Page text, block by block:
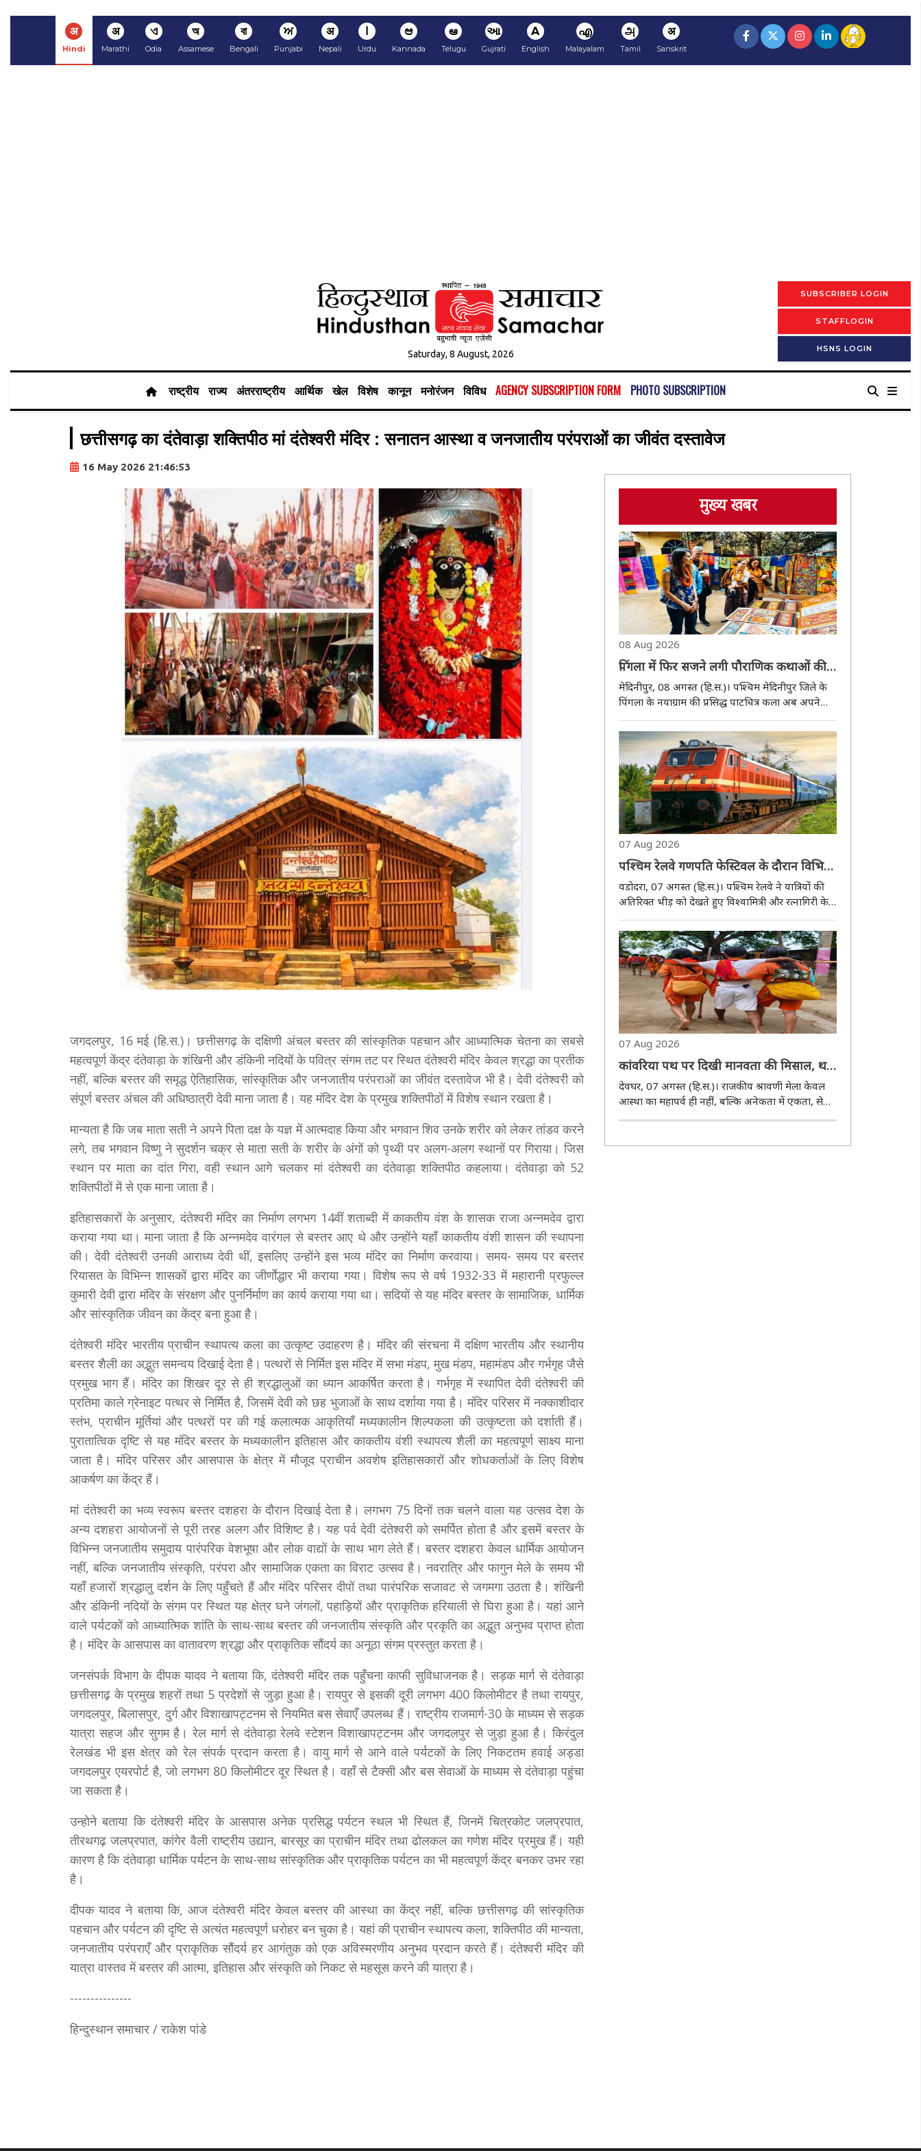
अ
Hindi
अ
Marathi
ଏ
Odia
অ
Assamese
বা
Bengali
ਅ
Punjabi
अ
Nepali
ا
Urdu
ಆ
Kannada
ఆ
Telugu
આ
Gujrati
A
English
എ
Malayalam
அ
Tamil
अ
Sanskrit
Saturday, 8 August, 2026
SUBSCRIBER LOGIN
STAFFLOGIN
HSNS LOGIN
राष्ट्रीय राज्य अंतरराष्ट्रीय आर्थिक खेल विशेष कानून मनोरंजन विविध AGENCY SUBSCRIPTION FORM PHOTO SUBSCRIPTION
छत्तीसगढ़ का दंतेवाड़ा शक्तिपीठ मां दंतेश्वरी मंदिर : सनातन आस्था व जनजातीय परंपराओं का जीवंत दस्तावेज
16 May 2026 21:46:53
जगदलपुर, 16 मई (हि.स.)। छत्तीसगढ़ के दक्षिणी अंचल बस्तर की सांस्कृतिक पहचान और आध्यात्मिक चेतना का सबसे
महत्वपूर्ण केंद्र दंतेवाड़ा के शंखिनी और डंकिनी नदियों के पवित्र संगम तट पर स्थित दंतेश्वरी मंदिर केवल श्रद्धा का प्रतीक
नहीं, बल्कि बस्तर की समृद्ध ऐतिहासिक, सांस्कृतिक और जनजातीय परंपराओं का जीवंत दस्तावेज भी है। देवी दंतेश्वरी को
संपूर्ण बस्तर अंचल की अधिष्ठात्री देवी माना जाता है। यह मंदिर देश के प्रमुख शक्तिपीठों में विशेष स्थान रखता है।
मान्यता है कि जब माता सती ने अपने पिता दक्ष के यज्ञ में आत्मदाह किया और भगवान शिव उनके शरीर को लेकर तांडव करने
लगे, तब भगवान विष्णु ने सुदर्शन चक्र से माता सती के शरीर के अंगों को पृथ्वी पर अलग-अलग स्थानों पर गिराया। जिस
स्थान पर माता का दांत गिरा, वही स्थान आगे चलकर मां दंतेश्वरी का दंतेवाड़ा शक्तिपीठ कहलाया। दंतेवाड़ा को 52
शक्तिपीठों में से एक माना जाता है।
इतिहासकारों के अनुसार, दंतेश्वरी मंदिर का निर्माण लगभग 14वीं शताब्दी में काकतीय वंश के शासक राजा अन्नमदेव द्वारा
कराया गया था। माना जाता है कि अन्नमदेव वारंगल से बस्तर आए थे और उन्होंने यहाँ काकतीय वंशी शासन की स्थापना
की। देवी दंतेश्वरी उनकी आराध्य देवी थीं, इसलिए उन्होंने इस भव्य मंदिर का निर्माण करवाया। समय- समय पर बस्तर
रियासत के विभिन्न शासकों द्वारा मंदिर का जीर्णाेद्धार भी कराया गया। विशेष रूप से वर्ष 1932-33 में महारानी प्रफुल्ल
कुमारी देवी द्वारा मंदिर के संरक्षण और पुनर्निर्माण का कार्य कराया गया था। सदियों से यह मंदिर बस्तर के सामाजिक, धार्मिक
और सांस्कृतिक जीवन का केंद्र बना हुआ है।
दंतेश्वरी मंदिर भारतीय प्राचीन स्थापत्य कला का उत्कृष्ट उदाहरण है। मंदिर की संरचना में दक्षिण भारतीय और स्थानीय
बस्तर शैली का अद्भुत समन्वय दिखाई देता है। पत्थरों से निर्मित इस मंदिर में सभा मंडप, मुख मंडप, महामंडप और गर्भगृह जैसे
प्रमुख भाग हैं। मंदिर का शिखर दूर से ही श्रद्धालुओं का ध्यान आकर्षित करता है। गर्भगृह में स्थापित देवी दंतेश्वरी की
प्रतिमा काले ग्रेनाइट पत्थर से निर्मित है, जिसमें देवी को छह भुजाओं के साथ दर्शाया गया है। मंदिर परिसर में नक्काशीदार
स्तंभ, प्राचीन मूर्तियां और पत्थरों पर की गई कलात्मक आकृतियाँ मध्यकालीन शिल्पकला की उत्कृष्टता को दर्शाती हैं।
पुरातात्विक दृष्टि से यह मंदिर बस्तर के मध्यकालीन इतिहास और काकतीय वंशी स्थापत्य शैली का महत्वपूर्ण साक्ष्य माना
जाता है। मंदिर परिसर और आसपास के क्षेत्र में मौजूद प्राचीन अवशेष इतिहासकारों और शोधकर्ताओं के लिए विशेष
आकर्षण का केंद्र हैं।
मां दंतेश्वरी का भव्य स्वरूप बस्तर दशहरा के दौरान दिखाई देता है। लगभग 75 दिनों तक चलने वाला यह उत्सव देश के
अन्य दशहरा आयोजनों से पूरी तरह अलग और विशिष्ट है। यह पर्व देवी दंतेश्वरी को समर्पित होता है और इसमें बस्तर के
विभिन्न जनजातीय समुदाय पारंपरिक वेशभूषा और लोक वाद्यों के साथ भाग लेते हैं। बस्तर दशहरा केवल धार्मिक आयोजन
नहीं, बल्कि जनजातीय संस्कृति, परंपरा और सामाजिक एकता का विराट उत्सव है। नवरात्रि और फागुन मेले के समय भी
यहाँ हजारों श्रद्धालु दर्शन के लिए पहुँचते हैं और मंदिर परिसर दीपों तथा पारंपरिक सजावट से जगमगा उठता है। शंखिनी
और डंकिनी नदियों के संगम पर स्थित यह क्षेत्र घने जंगलों, पहाड़ियों और प्राकृतिक हरियाली से घिरा हुआ है। यहां आने
वाले पर्यटकों को आध्यात्मिक शांति के साथ-साथ बस्तर की जनजातीय संस्कृति और प्रकृति का अद्भुत अनुभव प्राप्त होता
है। मंदिर के आसपास का वातावरण श्रद्धा और प्राकृतिक सौंदर्य का अनूठा संगम प्रस्तुत करता है।
जनसंपर्क विभाग के दीपक यादव ने बताया कि, दंतेश्वरी मंदिर तक पहुँचना काफी सुविधाजनक है। सड़क मार्ग से दंतेवाड़ा
छत्तीसगढ़ के प्रमुख शहरों तथा 5 प्रदेशाें से जुड़ा हुआ है। रायपुर से इसकी दूरी लगभग 400 किलोमीटर है तथा रायपुर,
जगदलपुर, बिलासपुर, दुर्ग और विशाखापट्टनम से नियमित बस सेवाएँ उपलब्ध हैं। राष्ट्रीय राजमार्ग-30 के माध्यम से सड़क
यात्रा सहज और सुगम है। रेल मार्ग से दंतेवाड़ा रेलवे स्टेशन विशाखापट्टनम और जगदलपुर से जुड़ा हुआ है। किरंदुल
रेलखंड भी इस क्षेत्र को रेल संपर्क प्रदान करता है। वायु मार्ग से आने वाले पर्यटकों के लिए निकटतम हवाई अड्डा
जगदलपुर एयरपोर्ट है, जो लगभग 80 किलोमीटर दूर स्थित है। वहाँ से टैक्सी और बस सेवाओं के माध्यम से दंतेवाड़ा पहुंचा
जा सकता है।
उन्हाेने बताया कि दंतेश्वरी मंदिर के आसपास अनेक प्रसिद्ध पर्यटन स्थल भी स्थित हैं, जिनमें चित्रकोट जलप्रपात,
तीरथगढ़ जलप्रपात, कांगेर वैली राष्ट्रीय उद्यान, बारसूर का प्राचीन मंदिर तथा ढोलकल का गणेश मंदिर प्रमुख हैं। यही
कारण है कि दंतेवाड़ा धार्मिक पर्यटन के साथ-साथ सांस्कृतिक और प्राकृतिक पर्यटन का भी महत्वपूर्ण केंद्र बनकर उभर रहा
है।
दीपक यादव ने बताया कि, आज दंतेश्वरी मंदिर केवल बस्तर की आस्था का केंद्र नहीं, बल्कि छत्तीसगढ़ की सांस्कृतिक
पहचान और पर्यटन की दृष्टि से अत्यंत महत्वपूर्ण धरोहर बन चुका है। यहां की प्राचीन स्थापत्य कला, शक्तिपीठ की मान्यता,
जनजातीय परंपराएँ और प्राकृतिक सौंदर्य हर आगंतुक को एक अविस्मरणीय अनुभव प्रदान करते हैं। दंतेश्वरी मंदिर की
यात्रा वास्तव में बस्तर की आत्मा, इतिहास और संस्कृति को निकट से महसूस करने की यात्रा है।
---------------
हिन्दुस्थान समाचार / राकेश पांडे
मुख्य खबर
08 Aug 2026
पिंगला में फिर सजने लगी पौराणिक कथाओं की
रंगीन दुनिया, कपड़ों से गहनों तक पहुंची पाटचित्र
कला
मेदिनीपुर, 08 अगस्त (हि.स.)। पश्चिम मेदिनीपुर जिले के
पिंगला के नयाग्राम की प्रसिद्ध पाटचित्र कला अब अपने
पारंपरिक स्वरूप से आगे बढ़कर आधुनिक जीवन का
हिस्सा बन रही है। कभी घर-घर घूमकर रामायण, महाभारत,
मनसामंगल, चंडीमंगल और कृष्णलीला की कथाएं सुनाकर..
07 Aug 2026
पश्चिम रेलवे गणपति फेस्टिवल के दौरान विभिन्न
गंतव्यों के लिए चलाएगी स्पेशल ट्रेनें
वडोदरा, 07 अगस्त (हि.स.)। पश्चिम रेलवे ने यात्रियों की
अतिरिक्त भीड़ को देखते हुए विश्वामित्री और रत्नागिरी के
बीच विशेष किराये पर दो स्पेशल ट्रेनों के संचालन की
घोषणा की है। इन ट्रेनों का संचालन सितंबर माह में निर्धारित
तिथियों पर किया जाएगा। दोनो..
07 Aug 2026
कांवरिया पथ पर दिखी मानवता की मिसाल, थके
डाक बम को सहारा देकर मंदिर तक पहुंचाया
देवघर, 07 अगस्त (हि.स.)। राजकीय श्रावणी मेला केवल
आस्था का महापर्व ही नहीं, बल्कि अनेकता में एकता, सेवा
और आपसी सहयोग की भावना का भी जीवंत उदाहरण
लेकर बाबा बैद्यनाथ धाम की ओर बढ़ रहे कांवरियों के ..